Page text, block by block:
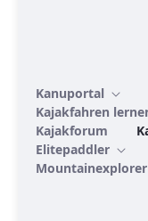
Kanuportal
Kajakfahren
Kajakforum
Elitepaddler
Mountainexplorer